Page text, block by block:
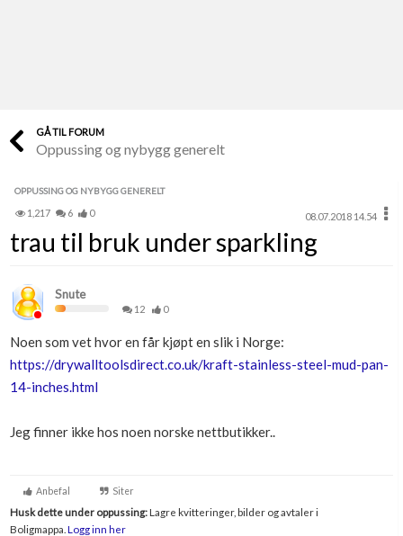
Finn håndverkere
Papirer som mangler
Skaff dokumentasjon som mangler
Kundeservice
Få svar på det du lurer på
Kom i gang med Boligmappa
Se din bolig? Klikk her
Boligmappa+
Få mer ut av Boligmappa
GÅ TIL FORUM
Oppussing og nybygg generelt
OPPUSSING OG NYBYGG GENERELT
1,217 6 0 08.07.2018 14.54
trau til bruk under sparkling
Snute
12 0
Noen som vet hvor en får kjøpt en slik i Norge:
https://drywalltoolsdirect.co.uk/kraft-stainless-steel-mud-pan-
14-inches.html
Jeg finner ikke hos noen norske nettbutikker..
Anbefal Siter
Husk dette under oppussing:Lagre kvitteringer, bilder og avtaler i
Boligmappa. Logg inn her